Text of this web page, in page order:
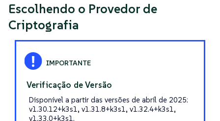
Escolhendo o Provedor de
Criptografia
Verificação de Versão
Disponível a partir das versões de abril de 2025:
v1.30.12+k3s1, v1.31.8+k3s1, v1.32.4+k3s1,
v1.33.0+k3s1.